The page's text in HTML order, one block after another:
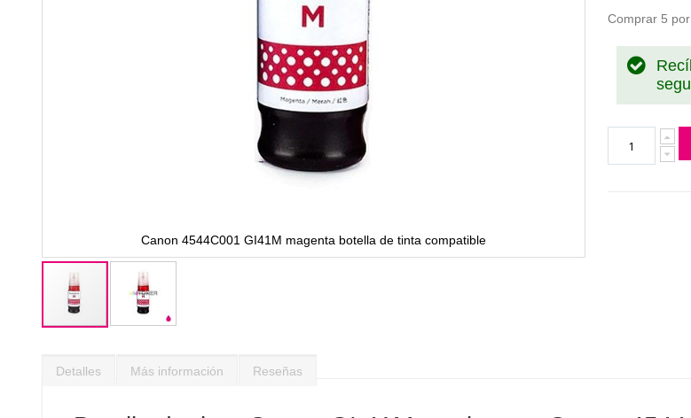
Canon 4544C001 GI41M magenta botella de tinta compatible
comienzo
Comprar 5 por
Detalles Más información Reseñas